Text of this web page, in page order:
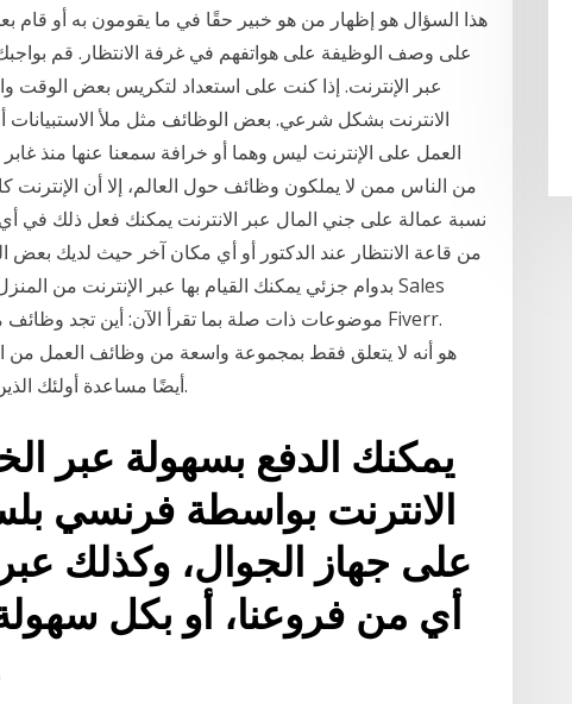
هذا السؤال هو إظهار من هو خبير حقًا في ما يقومون به أو قام
على وصف الوظيفة على هواتفهم في غرفة الانتظار. قم
عبر الإنترنت. إذا كنت على استعداد لتكريس بعض
الانترنت بشكل شرعي. بعض الوظائف مثل ملأ
العمل على الإنترنت ليس وهما أو خرافة سمعنا عنها منذ
من الناس ممن لا يملكون وظائف حول العالم، إلا أن الإنترنت
نسبة عمالة على جني المال عبر الانترنت يمكنك فعل ذلك
أيضًا مساعدة أولئك الذين هم في مستويات عديدة من حياتهم المهنية.
يمكنك الدفع بسهولة عبر
الانترنت بواسطة فرنسي
على جهاز الجوال، وكذلك
أي من فروعنا، أو بكل